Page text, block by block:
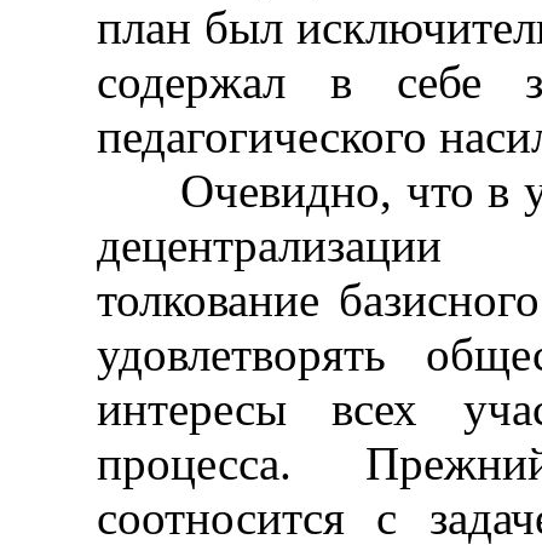
план был
содержал в себе
педагогического
Очевидно, что в
толкование
удовлетворять
интересы всех
процесса.
соотносится с